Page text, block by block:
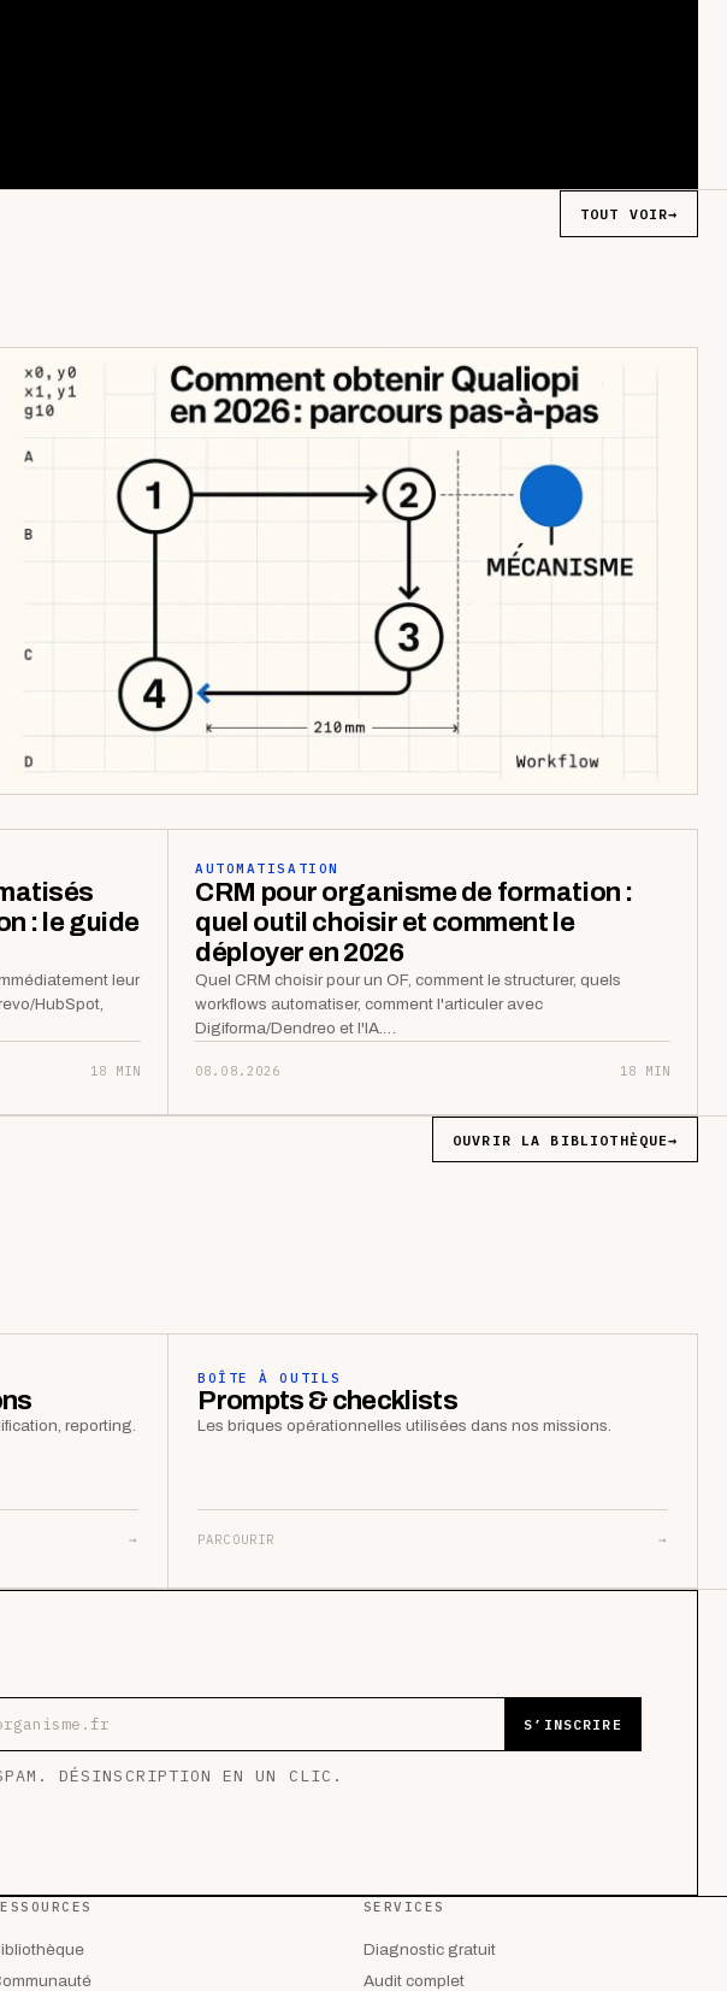
TOUT VOIR→
: le guide
leur
HubSpot,
18 MIN
AUTOMATISATION
CRM pour organisme de formation :
quel outil choisir et comment le
déployer en 2026
Quel CRM choisir pour un OF, comment le structurer, quels
workflows automatiser, comment l'articuler avec
Digiforma/Dendreo et l'IA.…
08.08.2026 18 MIN
OUVRIR LA BIBLIOTHÈQUE→
reporting.
→
BOÎTE À OUTILS
Prompts & checklists
Les briques opérationnelles utilisées dans nos missions.
PARCOURIR →
e-mail
S’INSCRIRE
DÉSINSCRIPTION EN UN CLIC.
SERVICES
Diagnostic gratuit
Audit complet